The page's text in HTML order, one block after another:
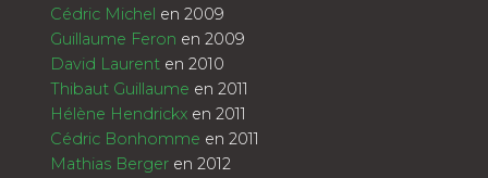
Cédric Michel en 2009
Guillaume Feron en 2009
David Laurent en 2010
Thibaut Guillaume en 2011
Hélène Hendrickx en 2011
Cédric Bonhomme en 2011
Mathias Berger en 2012